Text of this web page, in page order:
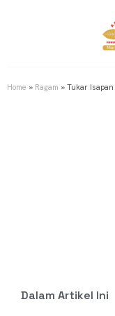
Home » Ragam » Tukar Isapan
Dalam Artikel Ini